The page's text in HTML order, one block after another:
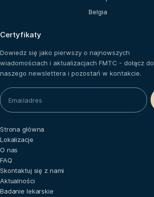
Belgia
Certyfikaty
Dowiedz się jako pierwszy o najnowszych
wiadomościach i aktualizacjach FMTC - dołącz do
naszego newslettera i pozostań w kontakcie.
Strona główna
Lokalizacje
O nas
FAQ
Skontaktuj się z nami
Aktualności
Badanie lekarskie